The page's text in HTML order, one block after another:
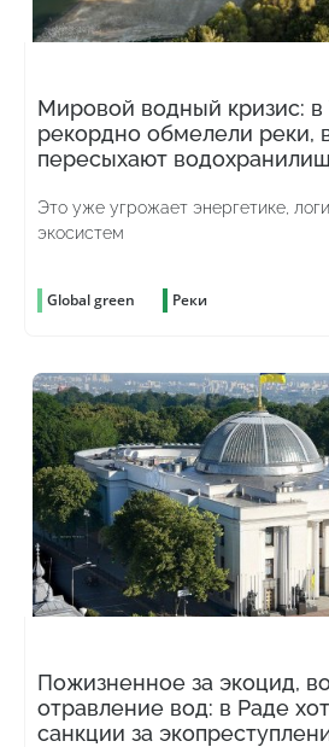
Мировой водный кризис:
рекордно обмелели реки,
пересыхают
Это уже угрожает энергетике,
экосистем
Global green Реки
Пожизненное за экоцид,
отравление вод: в Раде
санкции за